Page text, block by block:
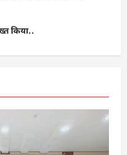
किया..